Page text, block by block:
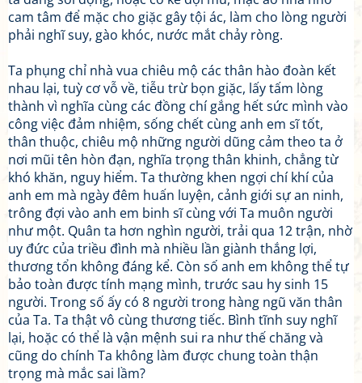
cam tâm để mặc cho giặc gây tội ác, làm cho lòng người
phải nghĩ suy, gào khóc, nước mắt chảy ròng.
Ta phụng chỉ nhà vua chiêu mộ các thân hào đoàn kết
nhau lại, tuỳ cơ vỗ về, tiễu trừ bọn giặc, lấy tấm lòng
thành vì nghĩa cùng các đồng chí gắng hết sức mình vào
công việc đảm nhiệm, sống chết cùng anh em sĩ tốt,
thân thuộc, chiêu mộ những người dũng cảm theo ta ở
nơi mũi tên hòn đạn, nghĩa trọng thân khinh, chẳng từ
khó khăn, nguy hiểm. Ta thường khen ngợi chí khí của
anh em mà ngày đêm huấn luyện, cảnh giới sự an ninh,
trông đợi vào anh em binh sĩ cùng với Ta muôn người
như một. Quân ta hơn nghìn người, trải qua 12 trận, nhờ
uy đức của triều đình mà nhiều lần giành thắng lợi,
thương tổn không đáng kể. Còn số anh em không thể tự
bảo toàn được tính mạng mình, trước sau hy sinh 15
người. Trong số ấy có 8 người trong hàng ngũ văn thân
của Ta. Ta thật vô cùng thương tiếc. Bình tĩnh suy nghĩ
lại, hoặc có thể là vận mệnh sui ra như thế chăng và
cũng do chính Ta không làm được chung toàn thận
trọng mà mắc sai lầm?